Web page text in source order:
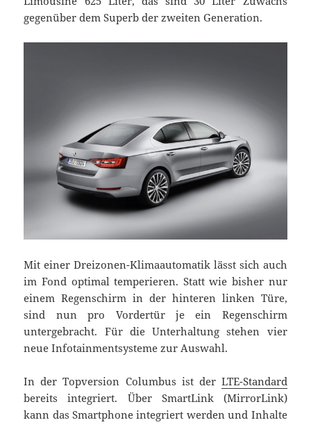
gegenüber dem Superb der zweiten Generation.
Mit einer Dreizonen-Klimaautomatik lässt sich auch
im Fond optimal temperieren. Statt wie bisher nur
einem Regenschirm in der hinteren linken Türe,
sind nun pro Vordertür je ein Regenschirm
untergebracht. Für die Unterhaltung stehen vier
neue Infotainmentsysteme zur Auswahl.
In der Topversion Columbus ist der LTE-Standard
bereits integriert. Über SmartLink (MirrorLink)
kann das Smartphone integriert werden und Inhalte